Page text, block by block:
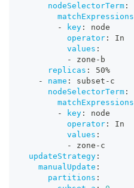
nodeSelectorTerm :
matchExpressions
-
key :
node
operator :
In
values :
-
zone - b
replicas :
50%
-
name : subset - c
nodeSelectorTerm :
matchExpressions
-
key :
node
operator :
In
values :
-
zone - c
updateStrategy :
manualUpdate :
partitions :